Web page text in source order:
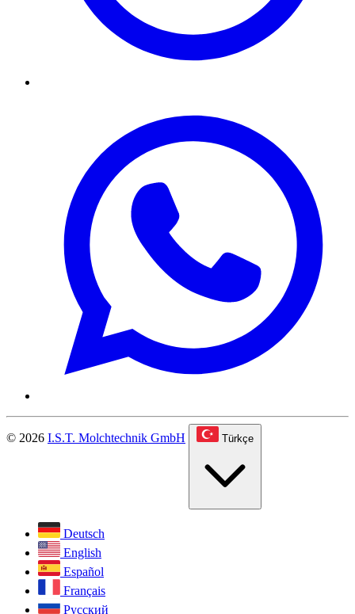
© 2026 I.S.T. Molchtechnik GmbH Türkçe
Deutsch
English
Español
Français
Русский